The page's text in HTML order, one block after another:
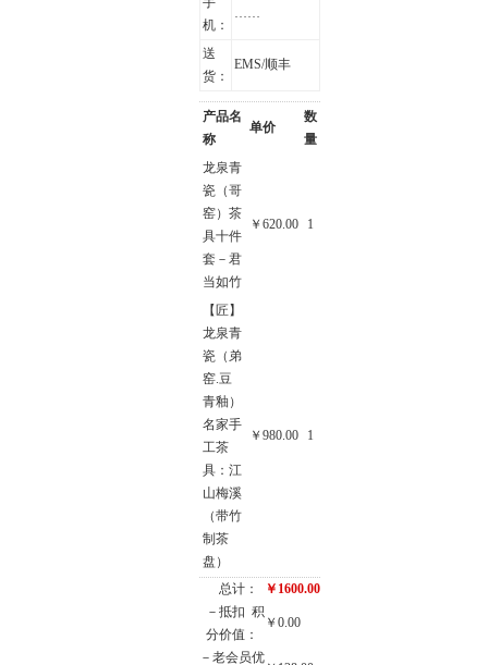
机：
……
送
货：
EMS/顺丰
产品名
称
单价
数
量
龙泉青
瓷（哥
窑）茶
具十件
套－君
当如竹
￥620.00 1
【匠】
龙泉青
瓷（弟
窑.豆
青釉）
名家手
工茶
具：江
山梅溪
（带竹
制茶
盘）
￥980.00 1
总计：
￥1600.00
－抵扣 积
分价值：
￥0.00
－老会员优